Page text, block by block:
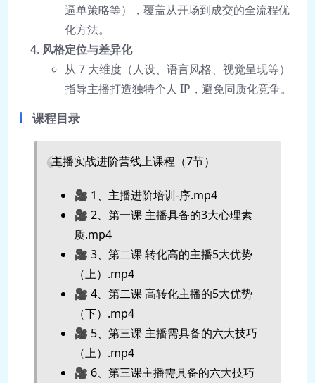
逼单策略等），覆盖从开场到成交的全流程优
化方法。
风格定位与差异化
从 7 大维度（人设、语言风格、视觉呈现等）
指导主播打造独特个人 IP，避免同质化竞争。
课程目录
主播实战进阶营线上课程（7节）
🎥 1、主播进阶培训-序.mp4
🎥 2、第一课 主播具备的3大心理素
质.mp4
🎥 3、第二课 转化高的主播5大优势
（上）.mp4
🎥 4、第二课 高转化主播的5大优势
（下）.mp4
🎥 5、第三课 主播需具备的六大技巧
（上）.mp4
🎥 6、第三课主播需具备的六大技巧